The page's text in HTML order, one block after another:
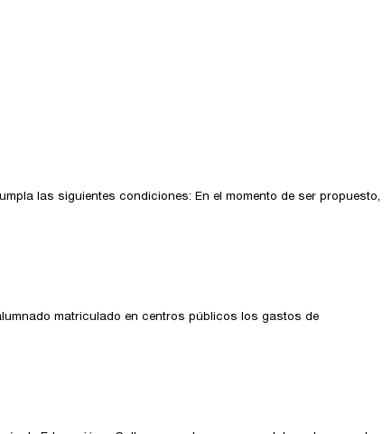
las siguientes condiciones: En el momento de ser propuesto,
matriculado en centros públicos los gastos de